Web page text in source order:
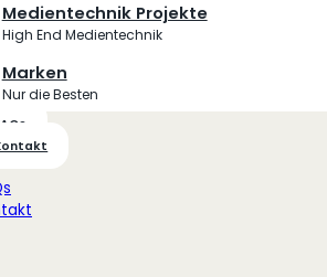
Medientechnik Projekte
High End Medientechnik
Marken
Nur die Besten